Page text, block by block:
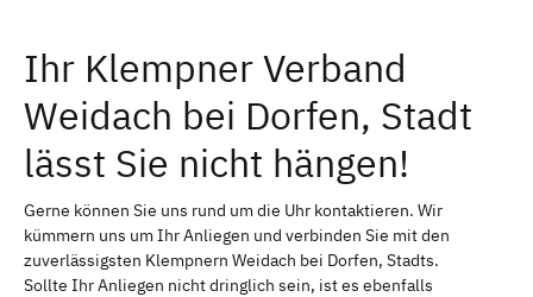
Ihr Klempner Verband
Weidach bei Dorfen, Stadt
lässt Sie nicht hängen!
Gerne können Sie uns rund um die Uhr kontaktieren. Wir
kümmern uns um Ihr Anliegen und verbinden Sie mit den
zuverlässigsten Klempnern Weidach bei Dorfen, Stadts.
Sollte Ihr Anliegen nicht dringlich sein, ist es ebenfalls